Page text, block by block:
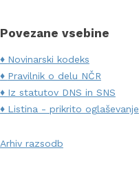
Povezane vsebine
Novinarski kodeks
Pravilnik o delu NČR
Iz statutov DNS in SNS
Listina - prikrito oglaševanje
Arhiv razsodb